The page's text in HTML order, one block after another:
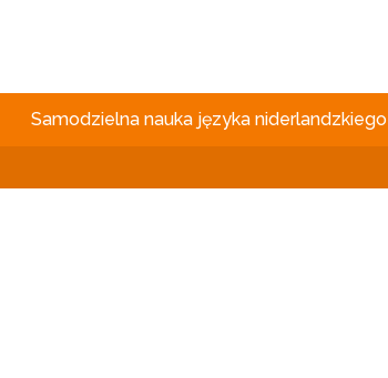
Samodzielna nauka języka niderlandzkiego